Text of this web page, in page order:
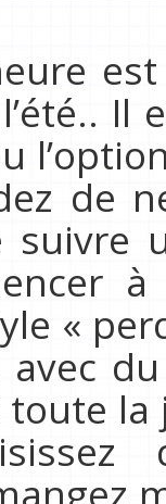
Il
de
«
avec